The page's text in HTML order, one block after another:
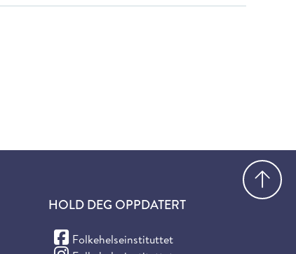
HOLD DEG OPPDATERT
Folkehelseinstituttet
(Facebook)